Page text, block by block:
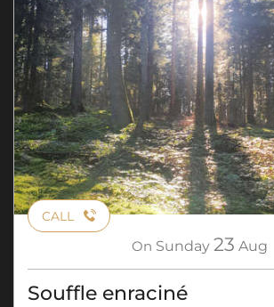
CALL
On Sunday 23 Aug
Souffle enraciné